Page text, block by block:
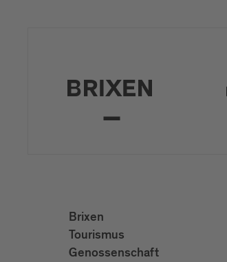
Brixen
Tourismus
Genossenschaft